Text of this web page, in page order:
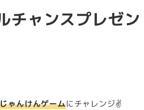
チャンスプレゼン
ゃんけんゲームにチャレンジ✌️